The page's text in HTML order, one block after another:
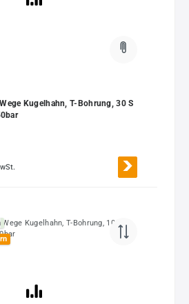
Kugelhahn, T-Bohrung, 30 S